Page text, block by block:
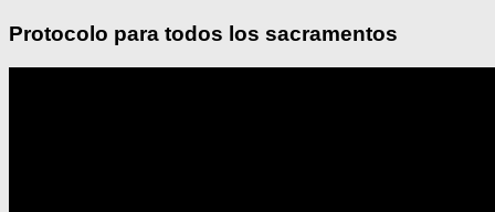
Protocolo para todos los sacramentos